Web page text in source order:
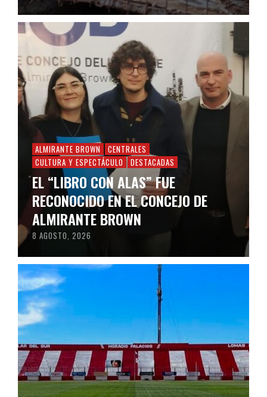
ALMIRANTE BROWN
CENTRALES
CULTURA Y ESPECTÁCULO
DESTACADAS
EL “LIBRO CON ALAS” FUE
RECONOCIDO EN EL CONCEJO DE
ALMIRANTE BROWN
8 AGOSTO, 2026